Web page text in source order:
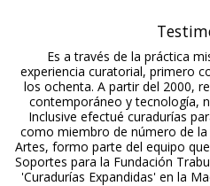
Es a través de la práctica
experiencia curatorial, primero
los ochenta. A partir del 2000,
contemporáneo y tecnología,
Inclusive efectué curadurías
como miembro de número de
Artes, formo parte del equipo
Soportes para la Fundación
'Curadurías Expandidas' en la